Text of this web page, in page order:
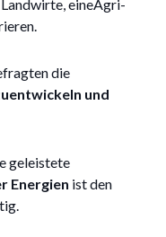
eineAgri-
die
und
geleistete
Energien ist den